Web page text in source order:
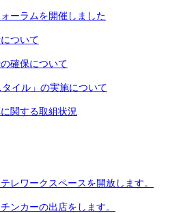
ーラムを開催しました
ついて
確保について
タイル」の実施について
関する取組状況
レワークスペースを開放します。
ンカーの出店をします。